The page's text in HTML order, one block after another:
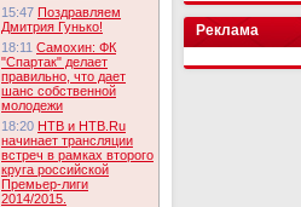
15:47 Поздравляем
Дмитрия Гунько!
18:11 Самохин: ФК
"Спартак" делает
правильно, что дает
шанс собственной
молодежи
18:20 НТВ и НТВ.Ru
начинает трансляции
встреч в рамках второго
круга российской
Премьер-лиги
2014/2015.
Реклама